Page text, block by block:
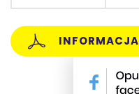
INFORMACJA